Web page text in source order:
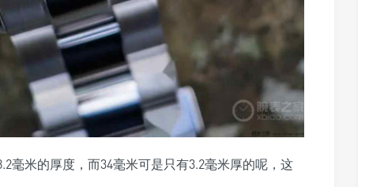
毫米的厚度，而34毫米可是只有3.2毫米厚的呢，这